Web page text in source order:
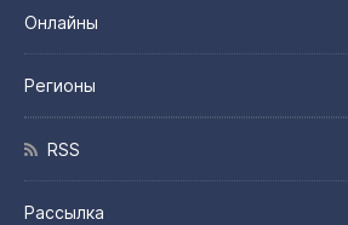
Онлайны
Регионы
RSS
Рассылка